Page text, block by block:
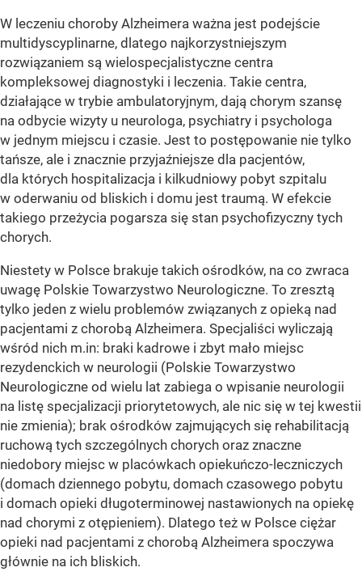
W leczeniu choroby Alzheimera ważna jest podejście
multidyscyplinarne, dlatego najkorzystniejszym
rozwiązaniem są wielospecjalistyczne centra
kompleksowej diagnostyki i leczenia. Takie centra,
działające w trybie ambulatoryjnym, dają chorym szansę
na odbycie wizyty u neurologa, psychiatry i psychologa
w jednym miejscu i czasie. Jest to postępowanie nie tylko
tańsze, ale i znacznie przyjaźniejsze dla pacjentów,
dla których hospitalizacja i kilkudniowy pobyt szpitalu
w oderwaniu od bliskich i domu jest traumą. W efekcie
takiego przeżycia pogarsza się stan psychofizyczny tych
chorych.
Niestety w Polsce brakuje takich ośrodków, na co zwraca
uwagę Polskie Towarzystwo Neurologiczne. To zresztą
tylko jeden z wielu problemów związanych z opieką nad
pacjentami z chorobą Alzheimera. Specjaliści wyliczają
wśród nich m.in: braki kadrowe i zbyt mało miejsc
rezydenckich w neurologii (Polskie Towarzystwo
Neurologiczne od wielu lat zabiega o wpisanie neurologii
na listę specjalizacji priorytetowych, ale nic się w tej kwestii
nie zmienia); brak ośrodków zajmujących się rehabilitacją
ruchową tych szczególnych chorych oraz znaczne
niedobory miejsc w placówkach opiekuńczo-leczniczych
(domach dziennego pobytu, domach czasowego pobytu
i domach opieki długoterminowej nastawionych na opiekę
nad chorymi z otępieniem). Dlatego też w Polsce ciężar
opieki nad pacjentami z chorobą Alzheimera spoczywa
głównie na ich bliskich.